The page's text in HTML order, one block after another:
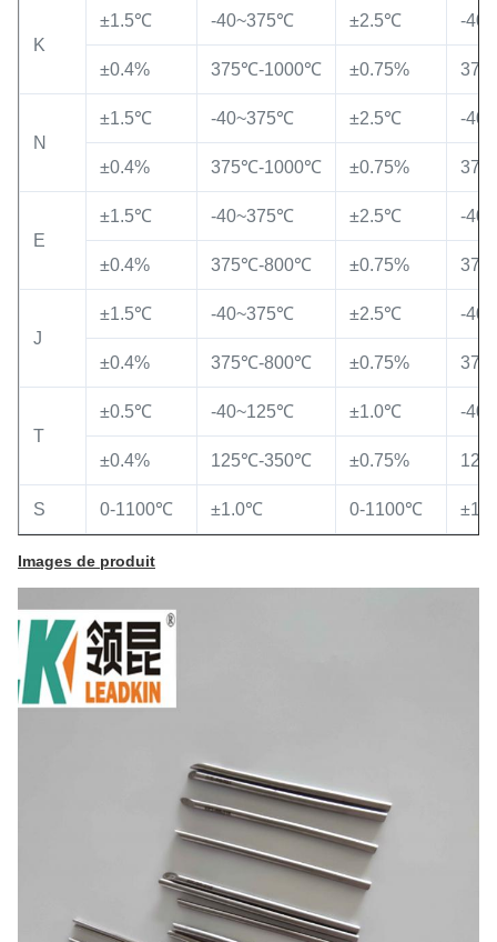
K
±1.5℃ -40~375℃ ±2.5℃ -
±0.4% 375℃-1000℃ ±0.75%
N
±1.5℃ -40~375℃ ±2.5℃ -
±0.4% 375℃-1000℃ ±0.75%
E
±1.5℃ -40~375℃ ±2.5℃ -
±0.4% 375℃-800℃ ±0.75%
J
±1.5℃ -40~375℃ ±2.5℃ -
±0.4% 375℃-800℃ ±0.75%
T
±0.5℃ -40~125℃ ±1.0℃ -
±0.4% 125℃-350℃ ±0.75%
S 0-1100℃ ±1.0℃ 0-1100℃
Images de produit